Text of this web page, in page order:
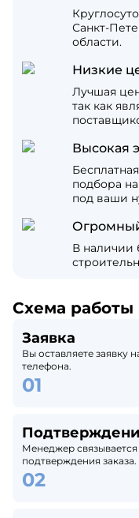
Санкт-
области.
Низкие
Лучшая
так как
Высокая
подбора
под ваши
В наличии
Схема работы
Заявка
Вы оставляете заявку
телефона.
Менеджер
подтверждения заказа.